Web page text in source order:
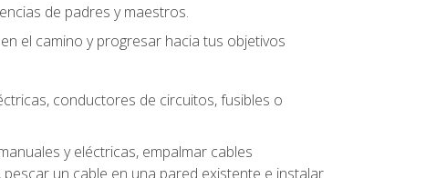
de padres y maestros.
el camino y progresar hacia tus objetivos
conductores de circuitos, fusibles o
y eléctricas, empalmar cables
un cable en una pared existente e instalar